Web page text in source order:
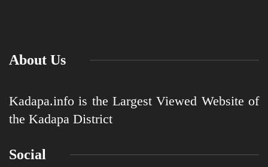
About Us
Kadapa.info is the Largest Viewed Website of
the Kadapa District
Social